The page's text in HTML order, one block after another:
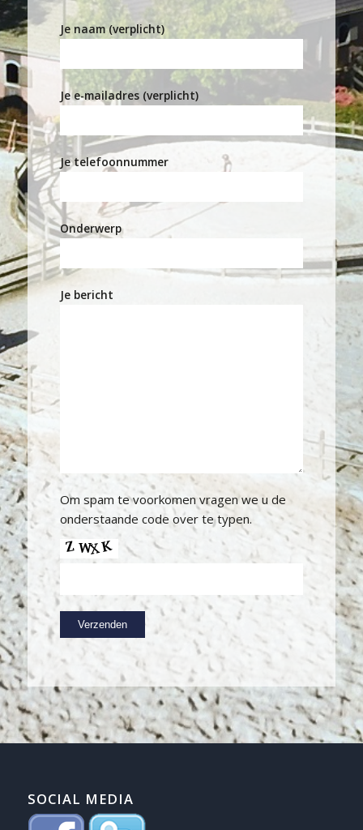
Je naam (verplicht)
Je e-mailadres (verplicht)
Je telefoonnummer
Onderwerp
Je bericht
Om spam te voorkomen vragen we u de
onderstaande code over te typen.
SOCIAL MEDIA